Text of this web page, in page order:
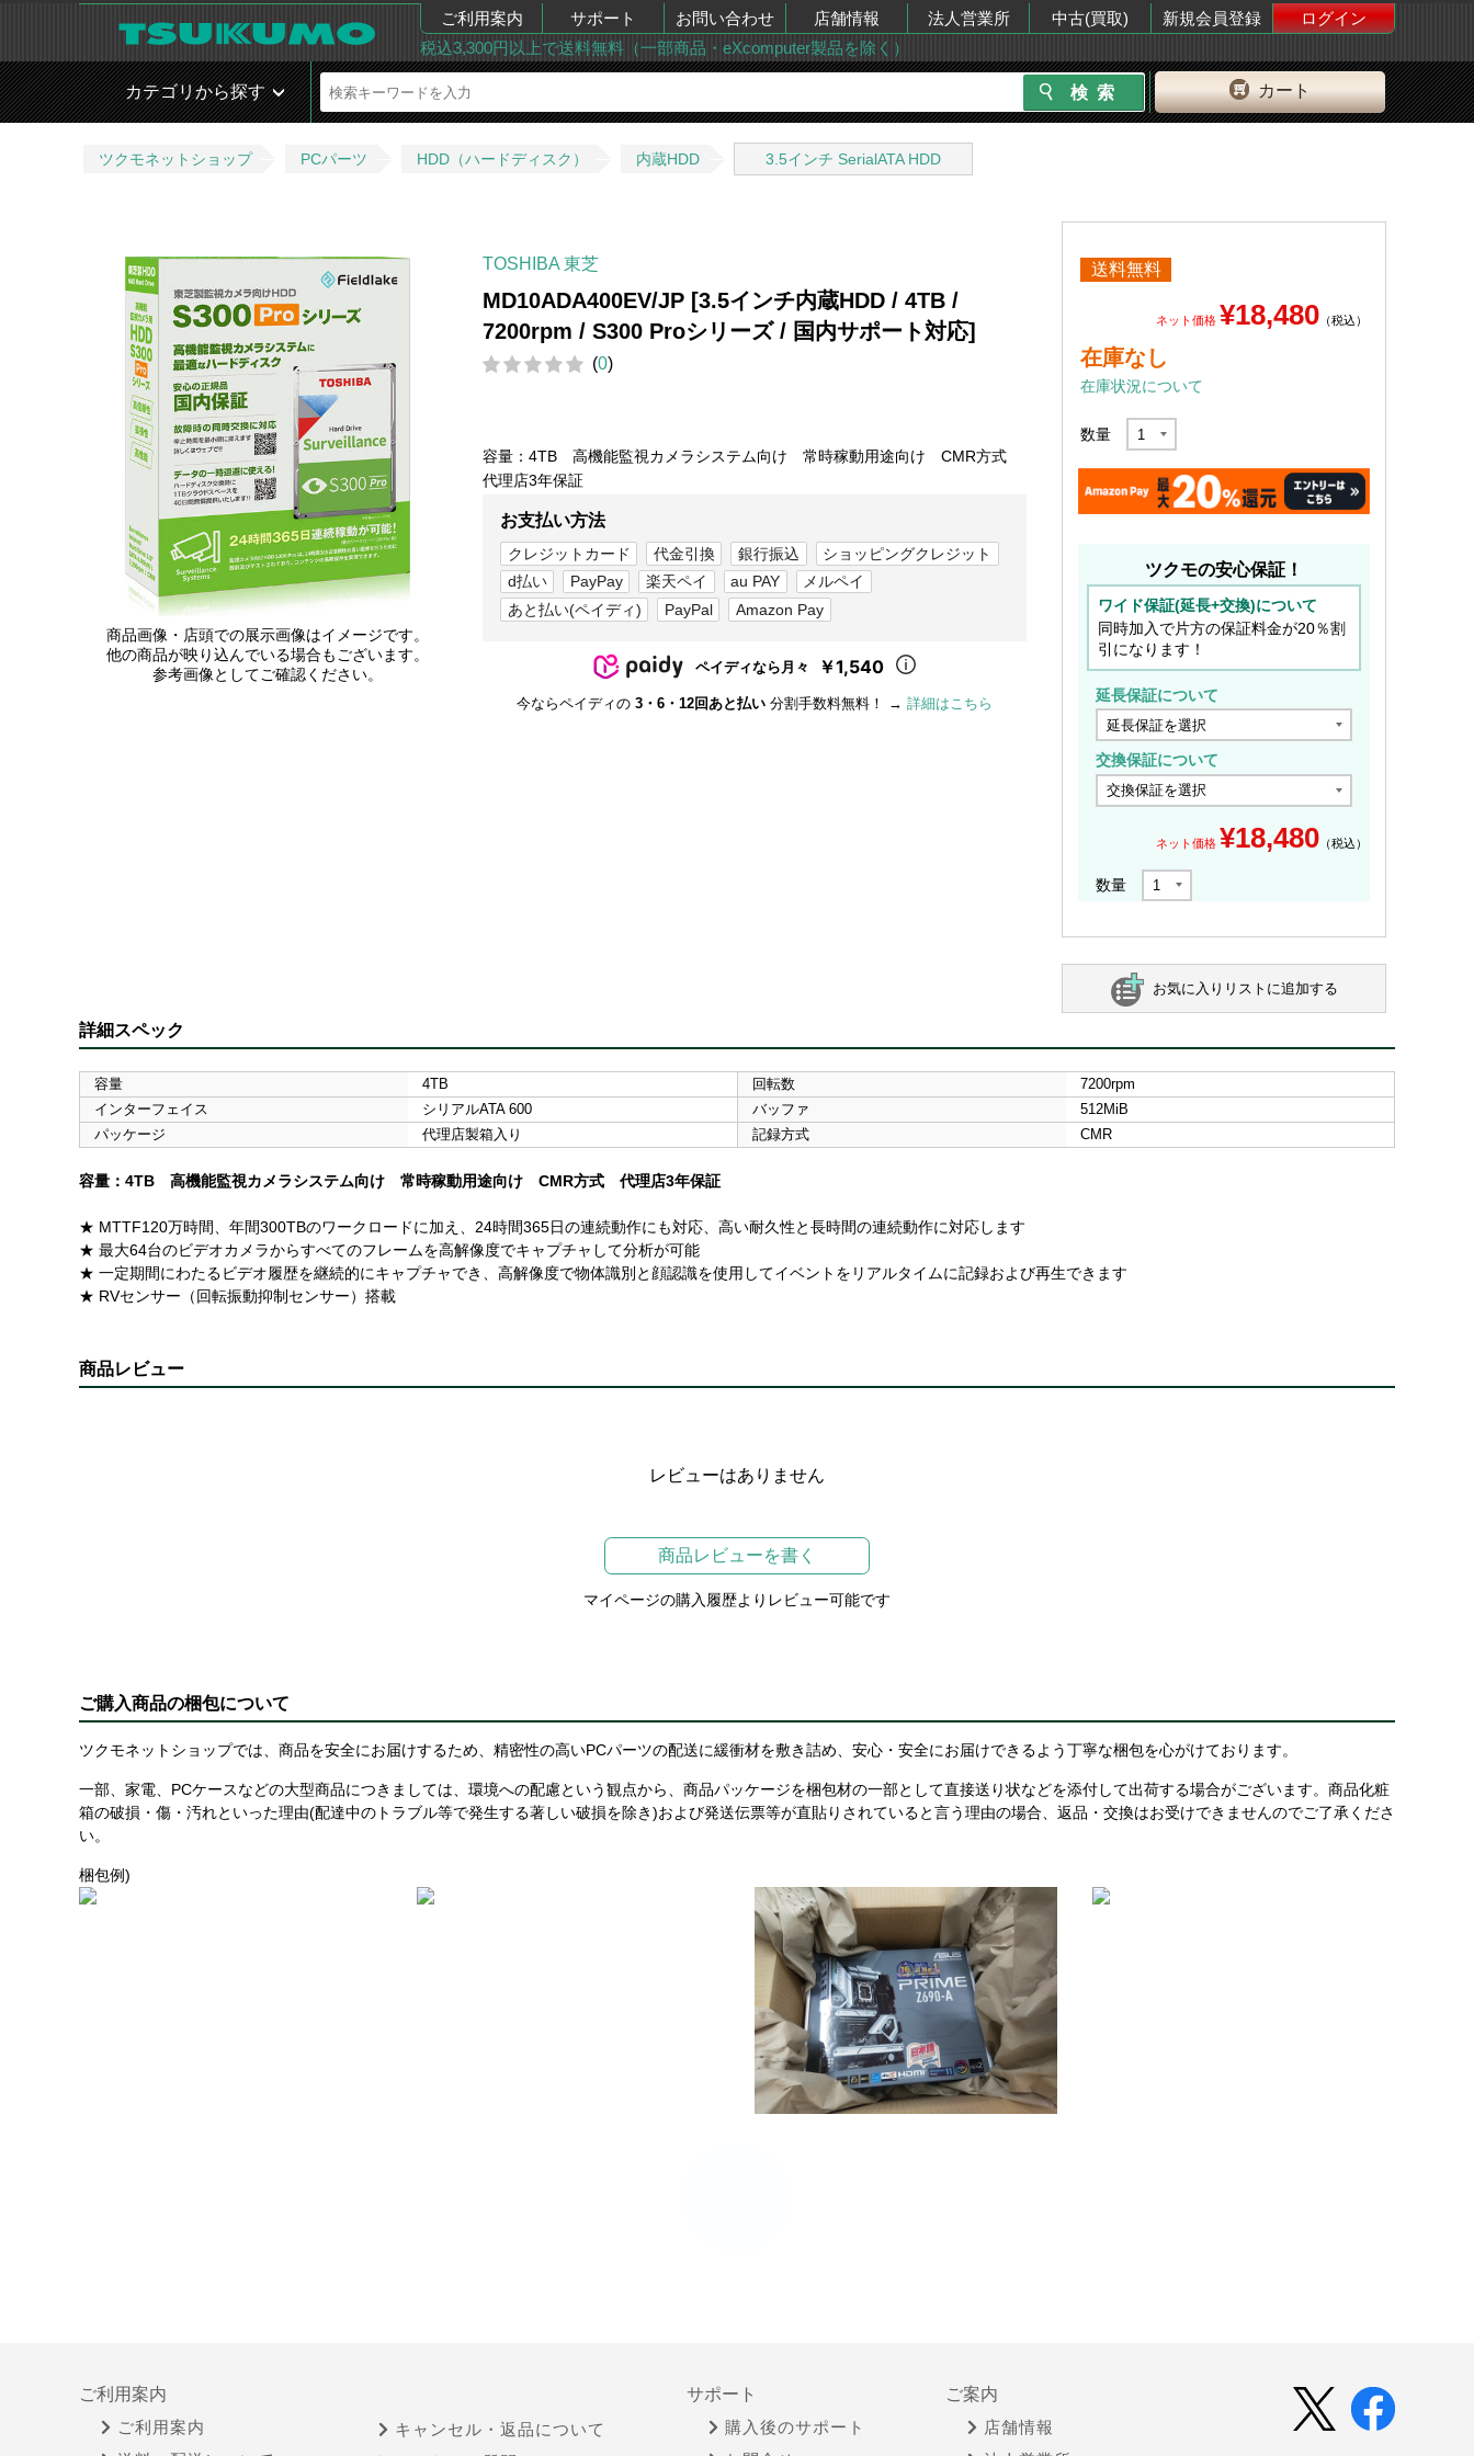
ご利用案内 サポート お問い合わせ 店舗情報 法人営業所 中古(買取) 新規会員登録
ログイン
税込3,300円以上で送料無料（一部商品・eXcomputer製品を除く）
カート
カテゴリから探す
ツクモネットショップ PCパーツ HDD（ハードディスク） 内蔵HDD 3.5インチ SerialATA HDD
商品画像・店頭での展示画像はイメージです。
他の商品が映り込んでいる場合もございます。
参考画像としてご確認ください。
TOSHIBA 東芝
MD10ADA400EV/JP [3.5インチ内蔵HDD / 4TB /
7200rpm / S300 Proシリーズ / 国内サポート対応]
(0)
容量：4TB 高機能監視カメラシステム向け 常時稼動用途向け CMR方式
代理店3年保証
お支払い方法
クレジットカード 代金引換 銀行振込
ショッピングクレジット
d払い
PayPay 楽天ペイ au PAY
メルペイ
あと払い(ペイディ)
PayPal Amazon Pay
ペイディなら月々 ￥1,540
今ならペイディの 3・6・12回あと払い 分割手数料無料！ → 詳細はこちら
送料無料
ネット価格 ¥18,480 （税込）
在庫なし
在庫状況について
数量
ツクモの安心保証！
ワイド保証(延長+交換)について
同時加入で片方の保証料金が20％割
引になります！
延長保証について
交換保証について
ネット価格 ¥18,480 （税込）
数量
お気に入りリストに追加する
詳細スペック
容量 4TB 回転数
7200rpm
インターフェイス
シリアルATA 600 バッファ
512MiB
パッケージ
代理店製箱入り 記録方式 CMR
容量：4TB 高機能監視カメラシステム向け 常時稼動用途向け CMR方式 代理店3年保証
★ MTTF120万時間、年間300TBのワークロードに加え、24時間365日の連続動作にも対応、高い耐久性と長時間の連続動作に対応します
★ 最大64台のビデオカメラからすべてのフレームを高解像度でキャプチャして分析が可能
★ 一定期間にわたるビデオ履歴を継続的にキャプチャでき、高解像度で物体識別と顔認識を使用してイベントをリアルタイムに記録および再生できます
★ RVセンサー（回転振動抑制センサー）搭載
商品レビュー
レビューはありません
商品レビューを書く
マイページの購入履歴よりレビュー可能です
ご購入商品の梱包について
ツクモネットショップでは、商品を安全にお届けするため、精密性の高いPCパーツの配送に緩衝材を敷き詰め、安心・安全にお届けできるよう丁寧な梱包を心がけております。
一部、家電、PCケースなどの大型商品につきましては、環境への配慮という観点から、商品パッケージを梱包材の一部として直接送り状などを添付して出荷する場合がございます。商品化粧
箱の破損・傷・汚れといった理由(配達中のトラブル等で発生する著しい破損を除き)および発送伝票等が直貼りされていると言う理由の場合、返品・交換はお受けできませんのでご了承くださ
い。
梱包例)
ご利用案内
ご利用案内
キャンセル・返品について
サポート
購入後のサポート
ご案内
店舗情報